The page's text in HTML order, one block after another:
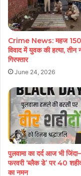
Crime News: महज
विवाद में युवक की हत्या, तीन
गिरफ्तार
June 24, 2026
पुलवामा का दर्द आज भी
फरवरी ‘ब्लैक डे’ पर 40
का नमन